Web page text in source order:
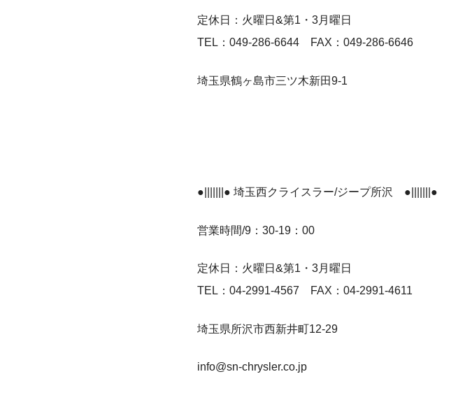
定休日：火曜日&第1・3月曜日
TEL：049-286-6644 FAX：049-286-6646
埼玉県鶴ヶ島市三ツ木新田9-1
●|||||||● 埼玉西クライスラー/ジープ所沢 ●|||||||●
営業時間/9：30-19：00
定休日：火曜日&第1・3月曜日
TEL：04-2991-4567 FAX：04-2991-4611
埼玉県所沢市西新井町12-29
info@sn-chrysler.co.jp